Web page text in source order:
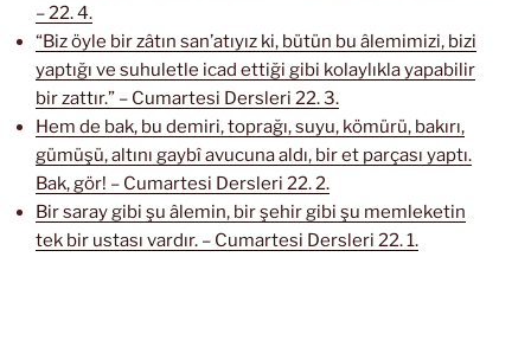
– 22. 4.
“Biz öyle bir zâtın san’atıyız ki, bütün bu âlemimizi, bizi
yaptığı ve suhuletle icad ettiği gibi kolaylıkla yapabilir
bir zattır.” – Cumartesi Dersleri 22. 3.
Hem de bak, bu demiri, toprağı, suyu, kömürü, bakırı,
gümüşü, altını gaybî avucuna aldı, bir et parçası yaptı.
Bak, gör! – Cumartesi Dersleri 22. 2.
Bir saray gibi şu âlemin, bir şehir gibi şu memleketin
tek bir ustası vardır. – Cumartesi Dersleri 22. 1.